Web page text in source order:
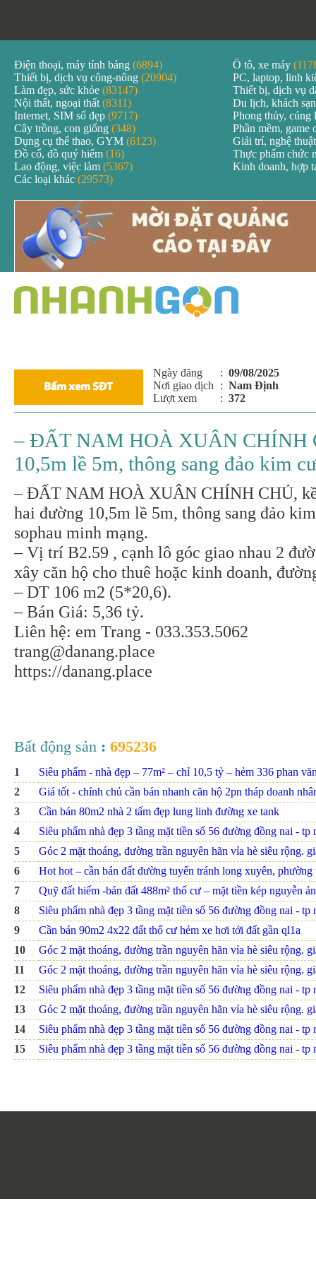
Điện thoại, máy tính bảng (6894) Ô tô, xe máy
Thiết bị, dịch vụ công-nông (20904)
PC, laptop, linh
Làm đẹp, sức khỏe (83147)
Thiết bị, dịch vụ
Nội thất, ngoại thất (8311)
Du lịch, khách
Internet, SIM số đẹp (9717)
Phong thủy, cúng
Cây trồng, con giống (348)
Phần mềm, game
Dụng cụ thể thao, GYM (6123)
Giải trí, nghệ
Đồ cổ, đồ quý hiếm (16)
Thực phẩm chức
Lao động, việc làm (5367)
Kinh doanh, hợp
Các loại khác (29573)
Ngày đăng : 09/08/2025
Nơi giao dịch : Nam Định
Lượt xem
: 372
– ĐẤT NAM HOÀ XUÂN CHÍNH
10,5m lề 5m, thông sang đảo kim
– ĐẤT NAM HOÀ XUÂN CHÍNH CHỦ,
hai đường 10,5m lề 5m, thông sang đảo
sophau minh mạng.
– Vị trí B2.59 , cạnh lô góc giao nhau 2
xây căn hộ cho thuê hoặc kinh doanh,
– DT 106 m2 (5*20,6).
– Bán Giá: 5,36 tỷ.
Liên hệ: em Trang - 033.353.5062
trang@danang.place
https://danang.place
Bất động sản : 695236
1
Siêu phẩm - nhà đẹp – 77m² – chỉ 10,5 tỷ – hẻm 336 phan
2
Giá tốt - chính chủ cần bán nhanh căn hộ 2pn tháp doanh
3
Cần bán 80m2 nhà 2 tấm đẹp lung linh đường xe tank
4
Siêu phẩm nhà đẹp 3 tầng mặt tiền số 56 đường đồng nai - tp
5
Góc 2 mặt thoáng, đường trần nguyên hãn vỉa hè siêu rộng.
6
Hot hot – cần bán đất đường tuyến tránh long xuyên, phường
7
Quỹ đất hiếm -bán đất 488m² thổ cư – mặt tiền kép nguyễn
8
Siêu phẩm nhà đẹp 3 tầng mặt tiền số 56 đường đồng nai - tp
9
Cần bán 90m2 4x22 đất thổ cư hẻm xe hơi tới đất gần ql1a
10
Góc 2 mặt thoáng, đường trần nguyên hãn vỉa hè siêu rộng.
11
Góc 2 mặt thoáng, đường trần nguyên hãn vỉa hè siêu rộng.
12
Siêu phẩm nhà đẹp 3 tầng mặt tiền số 56 đường đồng nai - tp
13
Góc 2 mặt thoáng, đường trần nguyên hãn vỉa hè siêu rộng.
14
Siêu phẩm nhà đẹp 3 tầng mặt tiền số 56 đường đồng nai - tp
15
Siêu phẩm nhà đẹp 3 tầng mặt tiền số 56 đường đồng nai - tp